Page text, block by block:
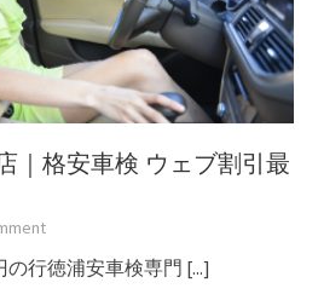
｜格安車検 ウェブ割引最
の行徳浦安車検専門 [...]